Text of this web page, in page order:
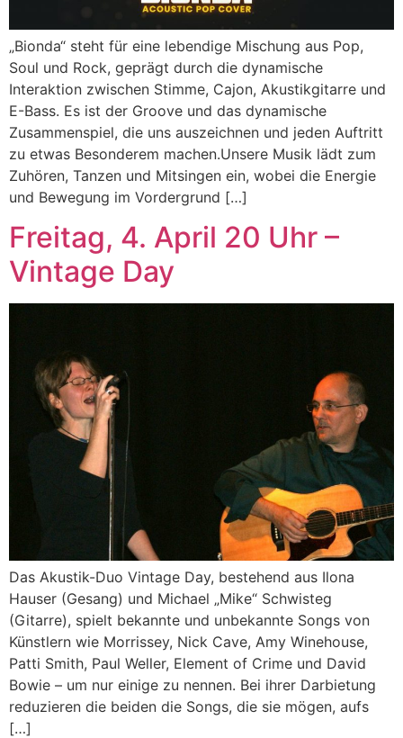
„Bionda“ steht für eine lebendige Mischung aus Pop,
Soul und Rock, geprägt durch die dynamische
Interaktion zwischen Stimme, Cajon, Akustikgitarre und
E-Bass. Es ist der Groove und das dynamische
Zusammenspiel, die uns auszeichnen und jeden Auftritt
zu etwas Besonderem machen.Unsere Musik lädt zum
Zuhören, Tanzen und Mitsingen ein, wobei die Energie
und Bewegung im Vordergrund […]
Freitag, 4. April 20 Uhr –
Vintage Day
Das Akustik-Duo Vintage Day, bestehend aus Ilona
Hauser (Gesang) und Michael „Mike“ Schwisteg
(Gitarre), spielt bekannte und unbekannte Songs von
Künstlern wie Morrissey, Nick Cave, Amy Winehouse,
Patti Smith, Paul Weller, Element of Crime und David
Bowie – um nur einige zu nennen. Bei ihrer Darbietung
reduzieren die beiden die Songs, die sie mögen, aufs
[…]